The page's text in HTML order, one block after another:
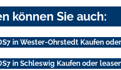
können Sie auch:
in Wester-Ohrstedt Kaufen
in Schleswig Kaufen oder